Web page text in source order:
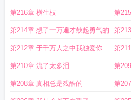
思芍药栏前芍药花圃 芍药铺庭前的意思
观芍药圃拼音芍药 书芍药系列芍药tzt芍
吗芍药居是什么意思
第216章 横生枝 第
第214章 想了一万遍才鼓起勇气的 第
第212章 于千万人之中我独爱你 第
第210章 流了太多泪 第
第208章 真相总是残酷的 第